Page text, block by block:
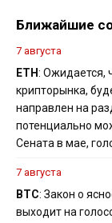
Ближайшие
7 августа
ETH: Ожидается,
крипторынка,
направлен на
потенциально
Сената в мае,
7 августа
BTC: Закон о
выходит на